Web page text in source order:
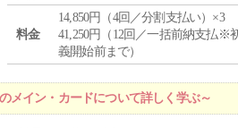
料金
14,850円（4回／分割支払い）×3
41,250円（12回／一括前納支払※
義開始前まで）
メイン・カードについて詳しく学ぶ～